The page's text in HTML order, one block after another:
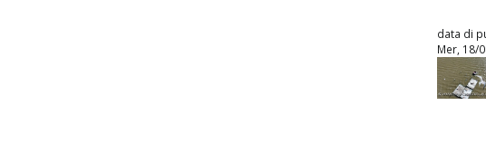
data di
Mer, 18/